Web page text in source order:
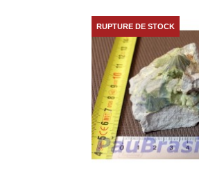
RUPTURE DE STOCK